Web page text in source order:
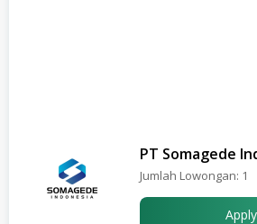
PT Somagede
Jumlah Lowongan: 1